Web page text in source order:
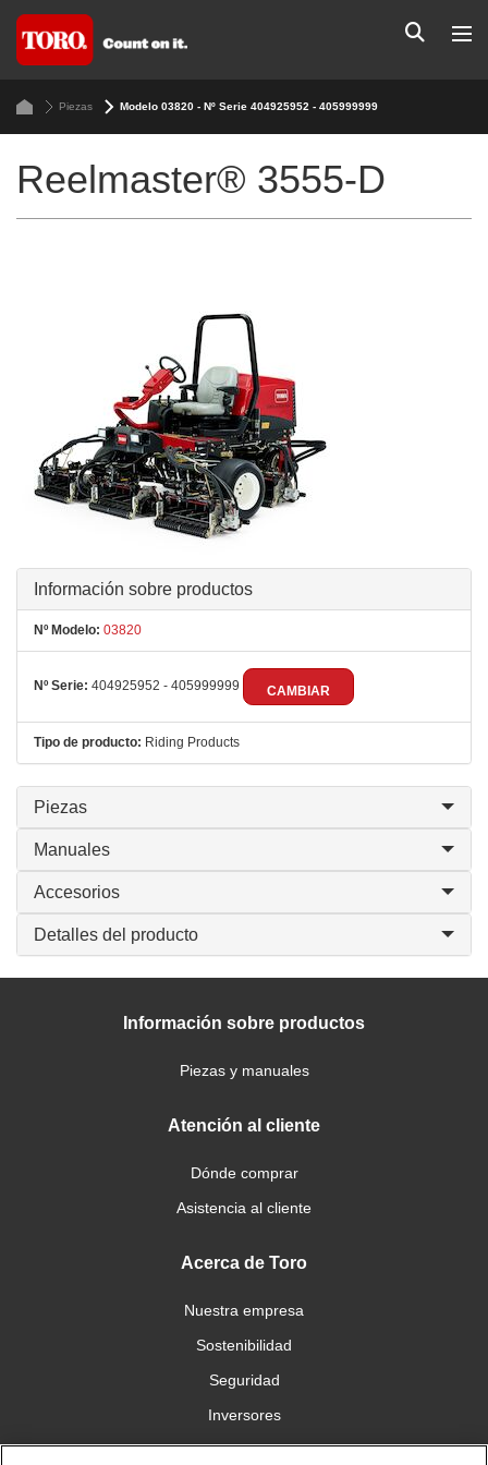
Piezas Modelo 03820 - Nº Serie 404925952 - 405999999
Reelmaster® 3555-D
Información sobre productos
Nº Modelo: 03820
Nº Serie: 404925952 - 405999999 CAMBIAR
Tipo de producto: Riding Products
Piezas
Manuales
Accesorios
Detalles del producto
Información sobre productos
Piezas y manuales
Atención al cliente
Dónde comprar
Asistencia al cliente
Acerca de Toro
Nuestra empresa
Sostenibilidad
Seguridad
Inversores
Trabajo